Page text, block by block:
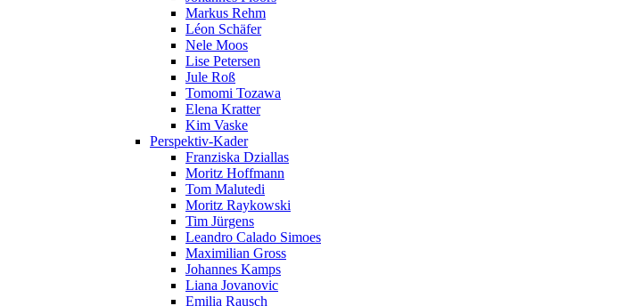
Markus Rehm
Léon Schäfer
Nele Moos
Lise Petersen
Jule Roß
Tomomi Tozawa
Elena Kratter
Kim Vaske
Perspektiv-Kader
Franziska Dziallas
Moritz Hoffmann
Tom Malutedi
Moritz Raykowski
Tim Jürgens
Leandro Calado Simoes
Maximilian Gross
Johannes Kamps
Liana Jovanovic
Emilia Rausch